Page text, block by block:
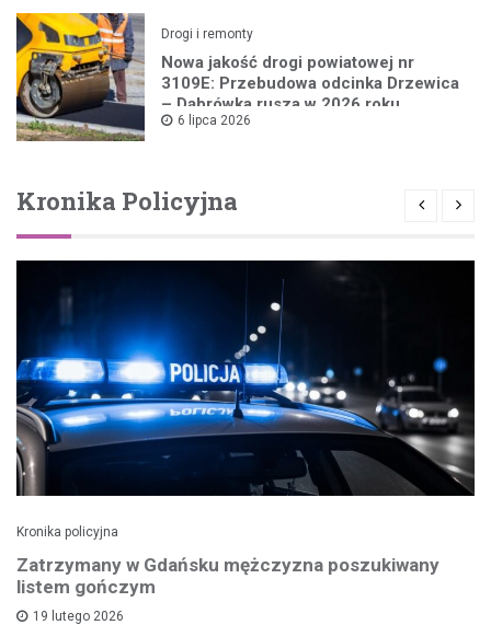
Drogi i remonty
Nowa jakość drogi powiatowej nr
3109E: Przebudowa odcinka Drzewica
– Dąbrówka rusza w 2026 roku
6 lipca 2026
Kronika Policyjna
Kronika policyjna
Zatrzymany w Gdańsku mężczyzna poszukiwany
listem gończym
19 lutego 2026